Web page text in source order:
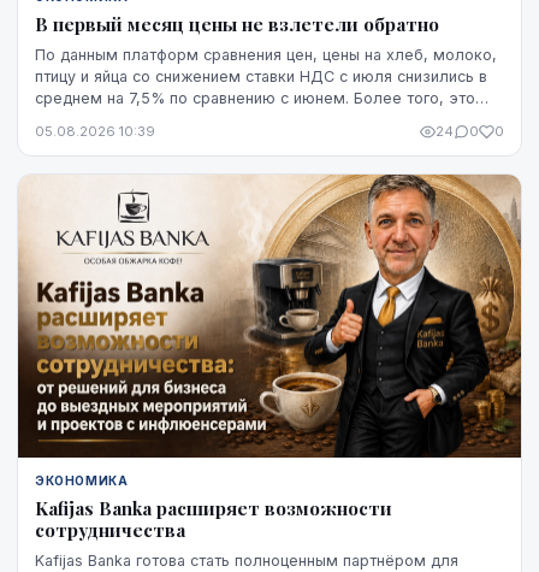
В первый месяц цены не взлетели обратно
По данным платформ сравнения цен, цены на хлеб, молоко,
птицу и яйца со снижением ставки НДС с июля снизились в
среднем на 7,5% по сравнению с июнем. Более того, это
данный момент - до начала августа.
05.08.2026 10:39 24 0 0
ЭКОНОМИКА
Kafijas Banka расширяет возможности
сотрудничества
Kafijas Banka готова стать полноценным партнёром для